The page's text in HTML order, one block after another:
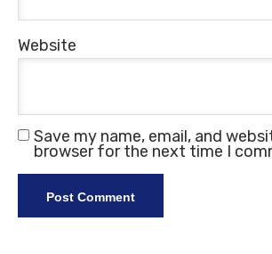
Website
Save my name, email, and
browser for the next time I